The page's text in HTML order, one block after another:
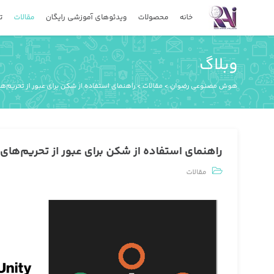
خانه محصولات ویدئوهای آموزشی رایگان مقالات
وبلاگ
هوش مصنوعی رضوان>مقالات>راهنمای استفاده از شکن برای عبور از
راهنمای استفاده از شکن برای عبور از تحریم‌های
مقالات